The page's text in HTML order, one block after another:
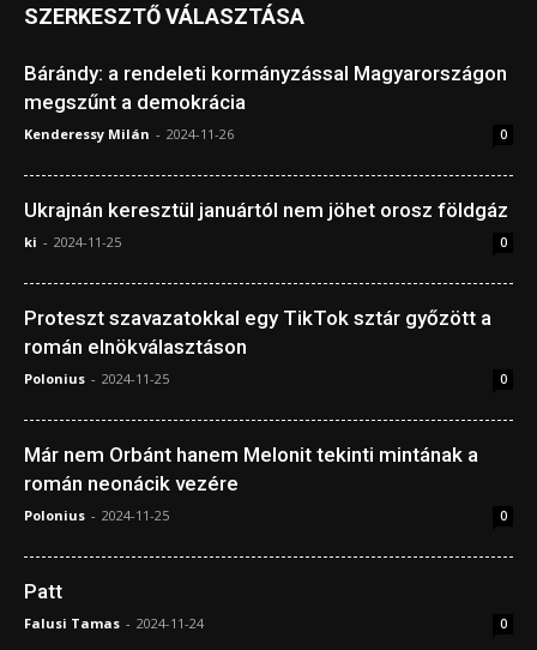
SZERKESZTŐ VÁLASZTÁSA
Bárándy: a rendeleti kormányzással Magyarországon
megszűnt a demokrácia
Kenderessy Milán - 2024-11-26 0
Ukrajnán keresztül januártól nem jöhet orosz földgáz
ki - 2024-11-25 0
Proteszt szavazatokkal egy TikTok sztár győzött a
román elnökválasztáson
Polonius - 2024-11-25 0
Már nem Orbánt hanem Melonit tekinti mintának a
román neonácik vezére
Polonius - 2024-11-25 0
Patt
Falusi Tamas - 2024-11-24 0